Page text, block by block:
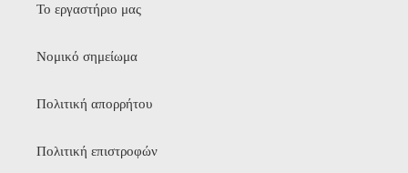
Το εργαστήριο μας
Νομικό σημείωμα
Πολιτική απορρήτου
Πολιτική επιστροφών